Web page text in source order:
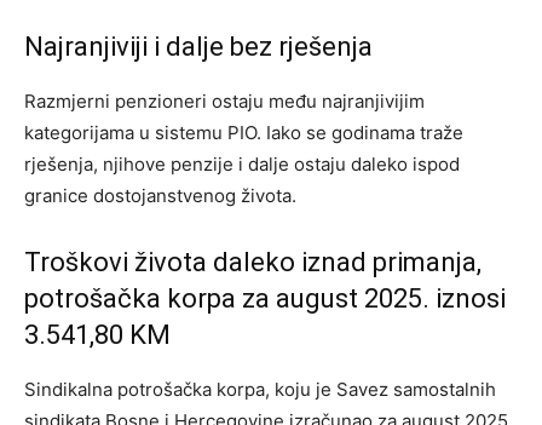
Najranjiviji i dalje bez rješenja
Razmjerni penzioneri ostaju među najranjivijim
kategorijama u sistemu PIO. Iako se godinama traže
rješenja, njihove penzije i dalje ostaju daleko ispod
granice dostojanstvenog života.
Troškovi života daleko iznad primanja,
potrošačka korpa za august 2025. iznosi
3.541,80 KM
Sindikalna potrošačka korpa, koju je Savez samostalnih